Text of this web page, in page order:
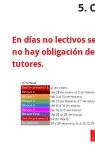
5.
En días no lectivos
no hay obligación
tutores.